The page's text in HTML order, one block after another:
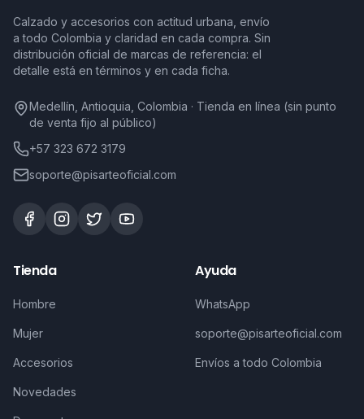
Calzado y accesorios con actitud urbana, envío
a todo Colombia y claridad en cada compra. Sin
distribución oficial de marcas de referencia: el
detalle está en términos y en cada ficha.
Medellín, Antioquia, Colombia · Tienda en línea (sin punto
de venta fijo al público)
+57 323 672 3179
soporte@pisarteoficial.com
Tienda
Hombre
Mujer
Accesorios
Novedades
Ayuda
WhatsApp
soporte@pisarteoficial.com
Envíos a todo Colombia